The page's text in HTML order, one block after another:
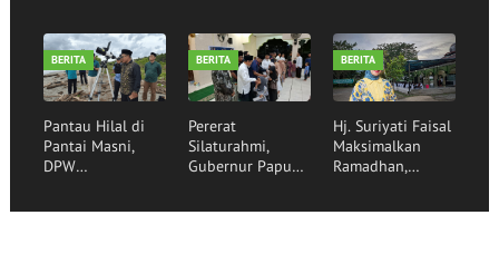
Silaturahim ke
Pondok Pesantren
Hidayatullah
Manokwari
Manokwari
Sukses Tempuh
Visitasi Akreditasi
Gubernur Papua
Barat Tekankan
Peran Strategis
Perempuan
Bangsa
BERITA
Pantau Hilal di
Pantai Masni,
DPW
BERITA
Pererat
Silaturahmi,
Gubernur Papua
BERITA
Hj. Suriyati Faisal
Maksimalkan
Ramadhan,